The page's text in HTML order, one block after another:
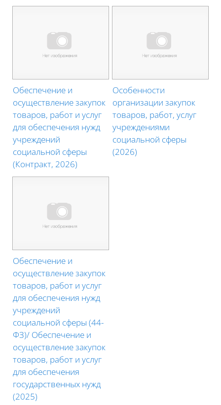
Обеспечение и
осуществление закупок
товаров, работ и услуг
для обеспечения нужд
учреждений
социальной сферы
(Контракт, 2026)
Особенности
организации закупок
товаров, работ, услуг
учреждениями
социальной сферы
(2026)
Обеспечение и
осуществление закупок
товаров, работ и услуг
для обеспечения нужд
учреждений
социальной сферы (44-
ФЗ)/ Обеспечение и
осуществление закупок
товаров, работ и услуг
для обеспечения
государственных нужд
(2025)